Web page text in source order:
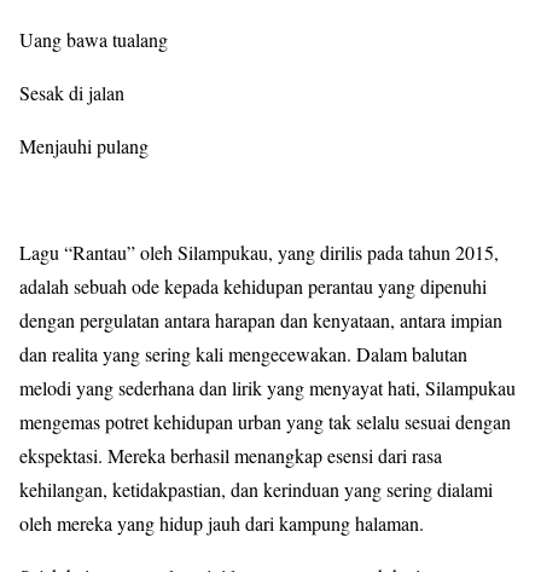
Uang bawa tualang
Sesak di jalan
Menjauhi pulang
Lagu “Rantau” oleh Silampukau, yang dirilis pada tahun 2015,
adalah sebuah ode kepada kehidupan perantau yang dipenuhi
dengan pergulatan antara harapan dan kenyataan, antara impian
dan realita yang sering kali mengecewakan. Dalam balutan
melodi yang sederhana dan lirik yang menyayat hati, Silampukau
mengemas potret kehidupan urban yang tak selalu sesuai dengan
ekspektasi. Mereka berhasil menangkap esensi dari rasa
kehilangan, ketidakpastian, dan kerinduan yang sering dialami
oleh mereka yang hidup jauh dari kampung halaman.